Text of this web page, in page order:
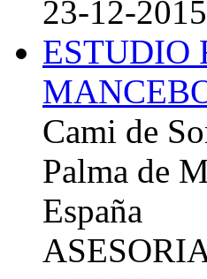
23-12-2015
ESTUDIO
Cami de
Palma de
España